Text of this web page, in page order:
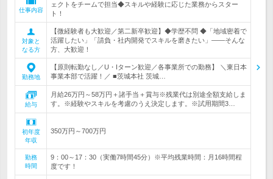
仕事内容
ェクトをチームで担当◆スキルや経験に応じた業務からスター
ト！
対象と
なる方
【微経験者も大歓迎／第二新卒歓迎】◆学歴不問 ◆「地域密着で
活躍したい」「請負・社内開発でスキルを磨きたい」――そんな
方、大歓迎！
勤務地
【原則転勤なし／U・Iターン歓迎／各事業所での勤務】 ＼東日本
事業本部で活躍！／ ■茨城本社 茨城…
給与
月給26万円～58万円＋諸手当＋賞与※残業代は別途全額支給しま
す。※経験やスキルを考慮のうえ決定します。※試用期間3…
初年度
年収
350万円～700万円
勤務
時間
9：00～17：30（実働7時間45分）※平均残業時間：月16時間程
度です！